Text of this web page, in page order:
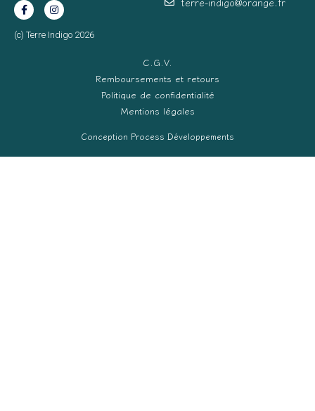
(c) Terre Indigo 2026
C.G.V.
Remboursements et retours
Politique de confidentialité
Mentions légales
Conception Process Développements